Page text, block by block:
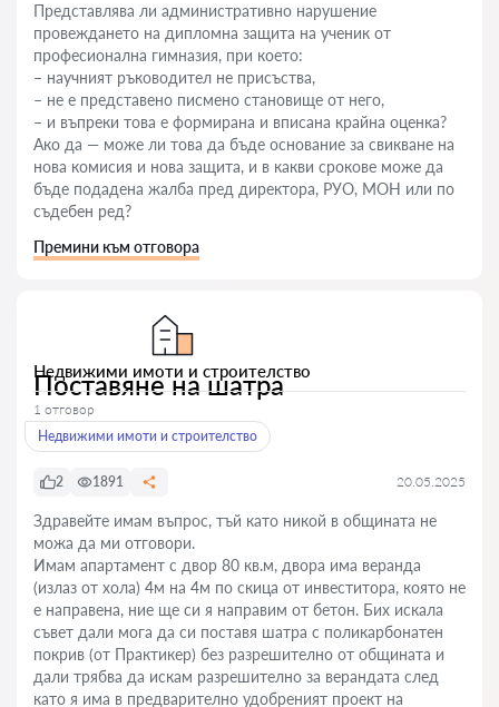
Представлява ли административно нарушение
провеждането на дипломна защита на ученик от
професионална гимназия, при което:
– научният ръководител не присъства,
– не е представено писмено становище от него,
– и въпреки това е формирана и вписана крайна оценка?
Ако да — може ли това да бъде основание за свикване на
нова комисия и нова защита, и в какви срокове може да
бъде подадена жалба пред директора, РУО, МОН или по
съдебен ред?
Премини към отговора
Недвижими имоти и строителство
Поставяне на шатра
1 отговор
Недвижими имоти и строителство
2 1891 20.05.2025
Здравейте имам въпрос, тъй като никой в общината не
можа да ми отговори.
Имам апартамент с двор 80 кв.м, двора има веранда
(излаз от хола) 4м на 4м по скица от инвеститора, която не
е направена, ние ще си я направим от бетон. Бих искала
съвет дали мога да си поставя шатра с поликарбонатен
покрив (от Практикер) без разрешително от общината и
дали трябва да искам разрешително за верандата след
като я има в предварително удобреният проект на